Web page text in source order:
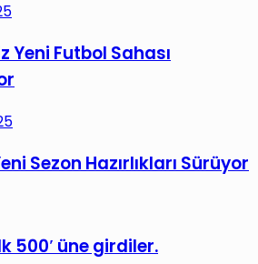
Yeni Futbol Sahası
Sezon Hazırlıkları Sürüyor
500′ üne girdiler.